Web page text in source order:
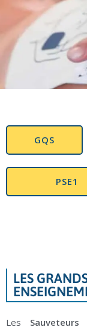
GQS
PSE1
LES
Les